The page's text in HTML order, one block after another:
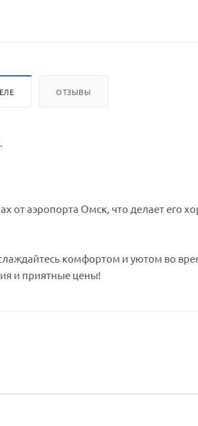
ОТЗЫВЫ
от аэропорта Омск, что делает его
комфортом и уютом во
и приятные цены!